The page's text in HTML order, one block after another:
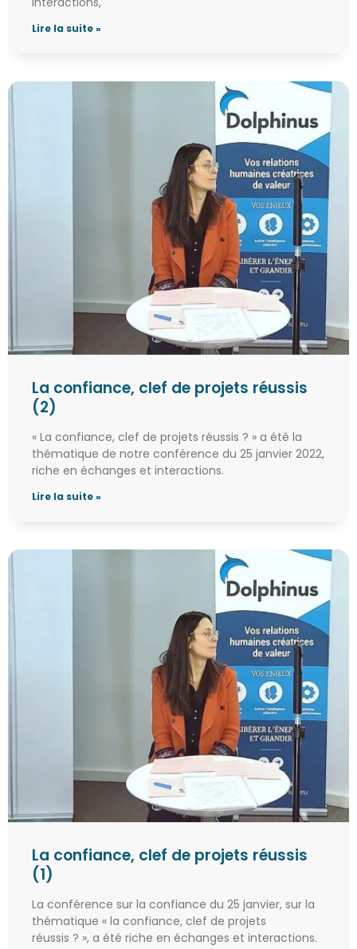
Lire la suite »
La confiance, clef de projets réussis
(2)
« La confiance, clef de projets réussis ? » a été la
thématique de notre conférence du 25 janvier 2022,
riche en échanges et interactions.
Lire la suite »
La confiance, clef de projets réussis
(1)
La conférence sur la confiance du 25 janvier, sur la
thématique « la confiance, clef de projets
réussis ? », a été riche en échanges et interactions.